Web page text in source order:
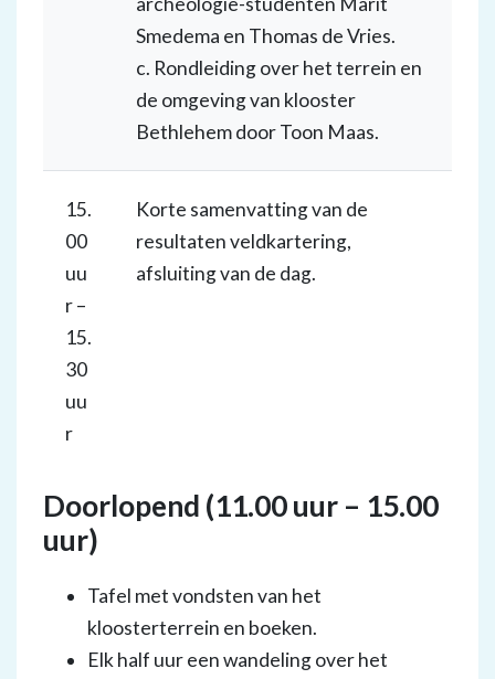
Smedema en Thomas de Vries.
c. Rondleiding over het terrein en
de omgeving van klooster
Bethlehem door Toon Maas.
15.
00
uu
r –
15.
30
uu
r
Korte samenvatting van de
resultaten veldkartering,
afsluiting van de dag.
Doorlopend (11.00 uur – 15.00
uur)
Tafel met vondsten van het
kloosterterrein en boeken.
Elk half uur een wandeling over het